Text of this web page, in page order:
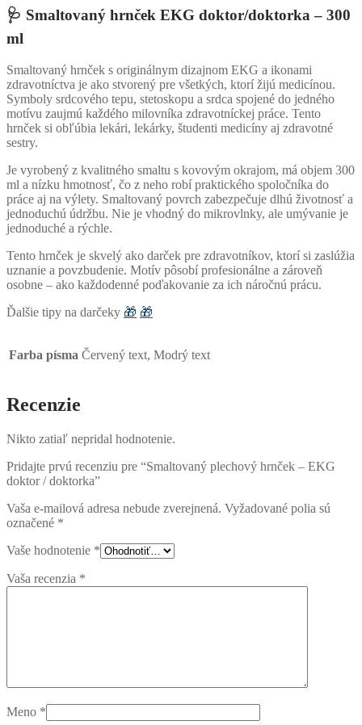
🩺 Smaltovaný hrnček EKG doktor/doktorka – 300
ml
Smaltovaný hrnček s originálnym dizajnom EKG a ikonami
zdravotníctva je ako stvorený pre všetkých, ktorí žijú medicínou.
Symboly srdcového tepu, stetoskopu a srdca spojené do jedného
motívu zaujmú každého milovníka zdravotníckej práce. Tento
hrnček si obľúbia lekári, lekárky, študenti medicíny aj zdravotné
sestry.
Je vyrobený z kvalitného smaltu s kovovým okrajom, má objem 300
ml a nízku hmotnosť, čo z neho robí praktického spoločníka do
práce aj na výlety. Smaltovaný povrch zabezpečuje dlhú životnosť a
jednoduchú údržbu. Nie je vhodný do mikrovlnky, ale umývanie je
jednoduché a rýchle.
Tento hrnček je skvelý ako darček pre zdravotníkov, ktorí si zaslúžia
uznanie a povzbudenie. Motív pôsobí profesionálne a zároveň
osobne – ako každodenné poďakovanie za ich náročnú prácu.
Ďalšie tipy na darčeky 🎁 🎁
Farba písma Červený text, Modrý text
Recenzie
Nikto zatiaľ nepridal hodnotenie.
Pridajte prvú recenziu pre “Smaltovaný plechový hrnček – EKG
doktor / doktorka”
Vaša e-mailová adresa nebude zverejnená. Vyžadované polia sú
označené *
Vaše hodnotenie *
Vaša recenzia *
Meno *